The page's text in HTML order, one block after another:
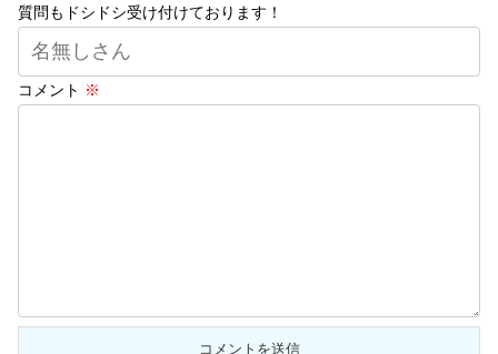
質問もドシドシ受け付けております！
コメント ※